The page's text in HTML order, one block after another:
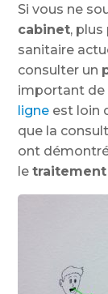
Si vous ne
cabinet,
sanitaire
consulter un
important de
ligne est loin
que la
ont
le